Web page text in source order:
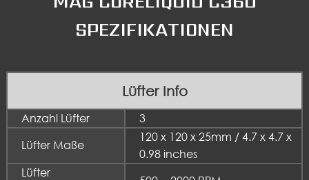
SPEZIFIKATIONEN
Lüfter Info
Anzahl Lüfter
3
Lüfter Maße
120 x 120 x 25mm / 4.7 x 4.7 x
0.98 inches
Lüfter